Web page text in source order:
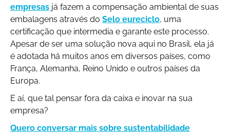
empresas já fazem a compensação ambiental de suas
embalagens através do Selo eureciclo, uma
certificação que intermedia e garante este processo.
Apesar de ser uma solução nova aqui no Brasil, ela já
é adotada há muitos anos em diversos países, como
França, Alemanha, Reino Unido e outros países da
Europa.
E aí, que tal pensar fora da caixa e inovar na sua
empresa?
Quero conversar mais sobre sustentabilidade